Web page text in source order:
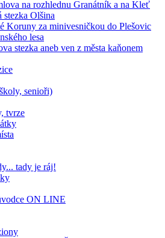
na rozhlednu Granátník a na Kleť
stezka Olšina
Koruny za minivesničkou do Plešovic
lesa
stezka aneb ven z města kaňonem
senioři)
tvrze
tady je ráj!
ON LINE